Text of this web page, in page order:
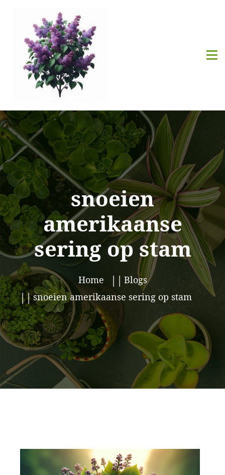
snoeien
amerikaanse
sering op stam
Home
Blogs
snoeien amerikaanse sering op stam